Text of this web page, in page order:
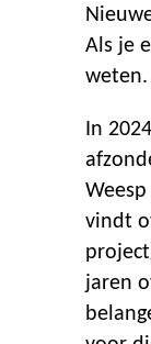
Als je
In
vindt
jaren